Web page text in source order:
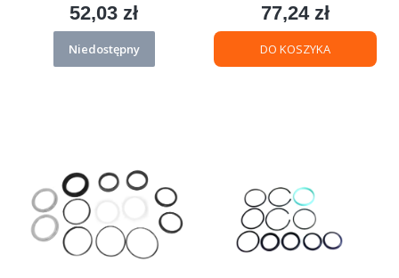
Cena
52,03 zł
Niedostępny
Cena
77,24 zł
DO KOSZYKA